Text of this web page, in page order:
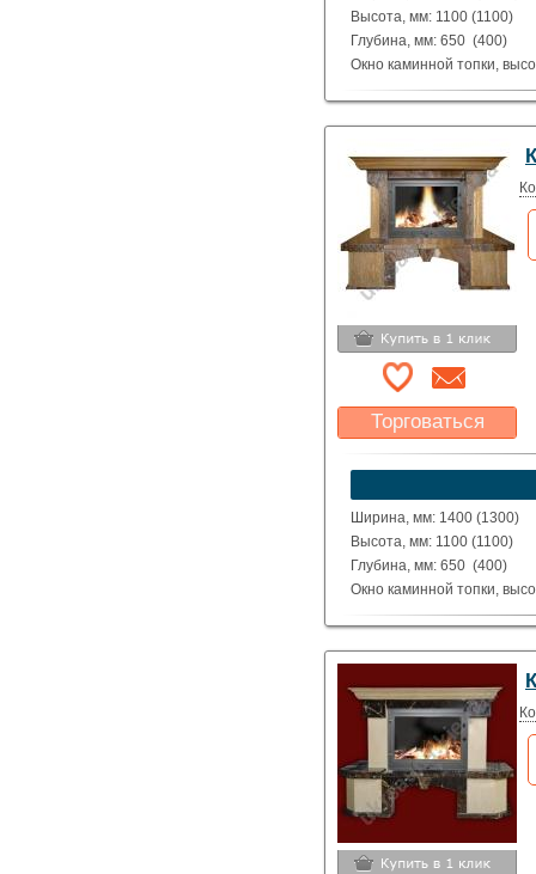
Высота, мм: 1100 (1100)
Глубина, мм: 650 (400)
Окно каминной топки,
Окно каминной топки,
Atlantide.
Исполнение: Прямой,
Торговаться
Какая цена Вас
устроит?
Указать цену
Ширина, мм: 1400 (1300)
Высота, мм: 1100 (1100)
Глубина, мм: 650 (400)
Окно каминной топки,
Окно каминной топки,
Материал: полированные
Traverine Yellow.
Исполнение: Прямой,